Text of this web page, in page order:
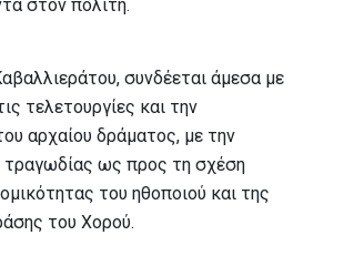
στον πολίτη.
συνδέεται άμεσα με
τελετουργίες και την
αρχαίου δράματος, με την
ως προς τη σχέση
του ηθοποιού και της
του Χορού.